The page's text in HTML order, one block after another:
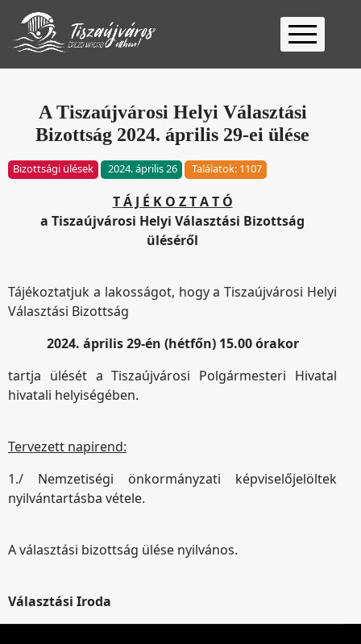
Kezdőlap
Ügyfélfogadás
Ügyintézés
Elérhetőség
A Tiszaújvárosi Helyi Választási
Bizottság 2024. április 29-ei ülése
Bizottsági ülések 2024. április 26 Találatok: 1107
T Á J É K O Z T A T Ó
a Tiszaújvárosi Helyi Választási Bizottság
üléséről
Tájékoztatjuk a lakosságot, hogy a Tiszaújvárosi Helyi
Választási Bizottság
2024. április 29-én (hétfőn) 15.00 órakor
tartja ülését a Tiszaújvárosi Polgármesteri Hivatal
hivatali helyiségében.
Tervezett napirend:
1./ Nemzetiségi önkormányzati képviselőjelöltek
nyilvántartásba vétele.
A választási bizottság ülése nyilvános.
Választási Iroda